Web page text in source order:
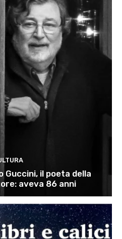
Guccini, il poeta della
aveva 86 anni